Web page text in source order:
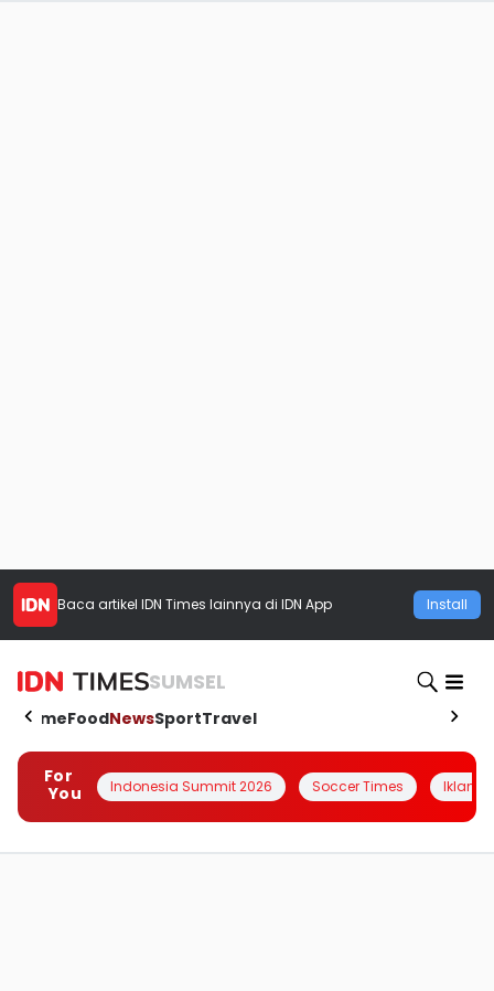
Baca artikel IDN Times lainnya di IDN App Install
SUMSEL
HomeFoodNewsSportTravel
For
You
Indonesia Summit 2026 Soccer Times Iklanin